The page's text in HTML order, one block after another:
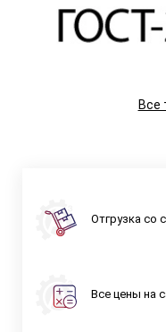
Все
Отгрузка со
Все цены на